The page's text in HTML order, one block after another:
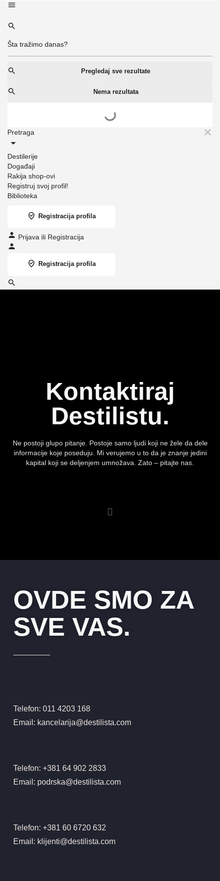
Pregledaj sve rezultate
Nema rezultata
Pretraga
Destilerije
Događaji
Rakija shop-ovi
Registruj svoj profil!
Biblioteka
Registracija profila
Prijava ili Registracija
Registracija profila
Kontaktiraj
Destilistu.
Ne postoji glupo pitanje. Postoje samo ljudi koji ne žele da dele
informacije koje poseduju. Mi verujemo u to da je znanje jedini
kapital koji se deljenjem umnožava. Zato – pitajte nas.
OVDE SMO ZA
SVE VAS.
Telefon: 011 4203 168
Email: kancelarija@destilista.com
Telefon: +381 64 902 2833
Email: podrska@destilista.com
Telefon: +381 60 6720 632
Email: klijenti@destilista.com